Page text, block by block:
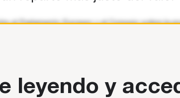
el Parlamento Europeo y el Consejo sobre la
leyendo y